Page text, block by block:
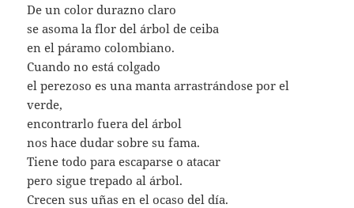
De un color durazno claro
se asoma la flor del árbol de ceiba
en el páramo colombiano.
Cuando no está colgado
el perezoso es una manta arrastrándose por el
verde,
encontrarlo fuera del árbol
nos hace dudar sobre su fama.
Tiene todo para escaparse o atacar
pero sigue trepado al árbol.
Crecen sus uñas en el ocaso del día.